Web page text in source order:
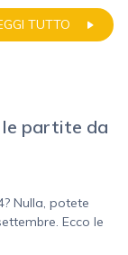
TUTTO
le partite da
Nulla, potete
Ecco le